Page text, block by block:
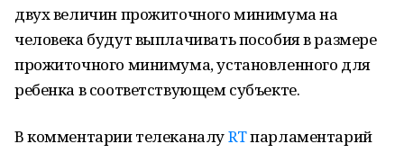
двух величин прожиточного минимума на
человека будут выплачивать пособия в размере
прожиточного минимума, установленного для
ребенка в соответствующем субъекте.
В комментарии телеканалуRTпарламентарий